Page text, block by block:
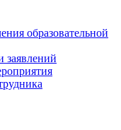
образовательной
заявлений